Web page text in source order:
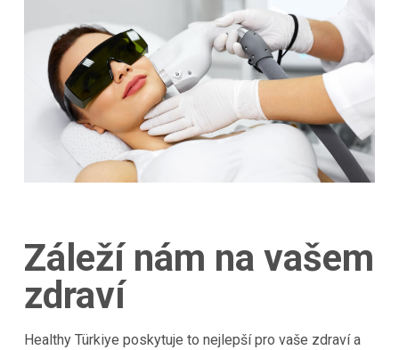
Záleží nám na vašem
zdraví
Healthy Türkiye poskytuje to nejlepší pro vaše zdraví a